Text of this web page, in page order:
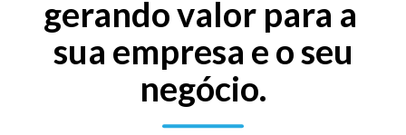
gerando valor para a
sua empresa e o seu
negócio.